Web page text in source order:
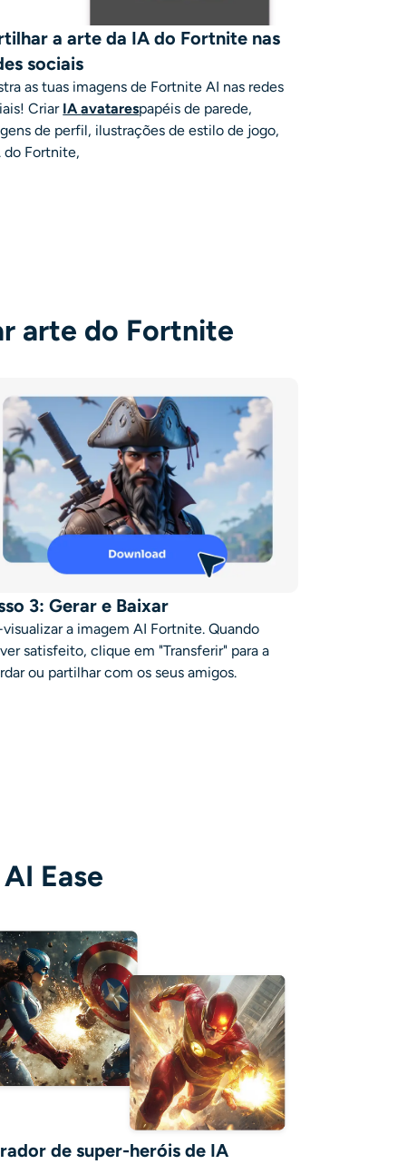
a arte da IA do Fortnite nas
sociais
as tuas imagens de Fortnite AI nas redes
Criar IAavatarespapéis de parede,
de perfil, ilustrações de estilo de jogo,
do Fortnite,
arte do Fortnite
3: Gerar e Baixar
visualizar a imagem AI Fortnite. Quando
satisfeito, clique em "Transferir" para a
ou partilhar com os seus amigos.
Ease
de super-heróis de IA